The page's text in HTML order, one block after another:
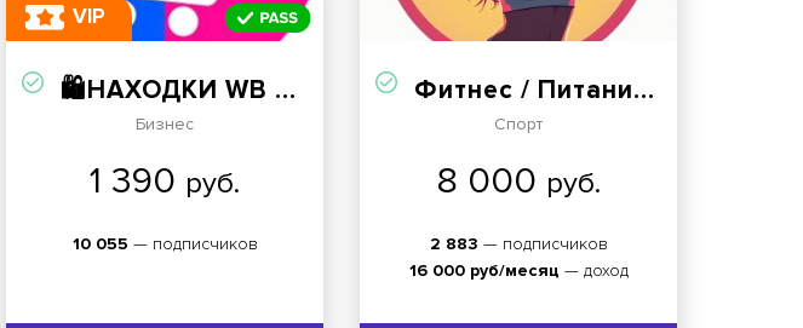
VIP
🛍НАХОДКИ WB OZON🛍
Бизнес
1 390 руб.
10 055 — подписчиков
Фитнес / Питание ☘️
Спорт
8 000 руб.
2 883 — подписчиков
16 000 руб/месяц — доход